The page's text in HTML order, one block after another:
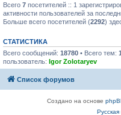
Всего 7 посетителей :: 1
активности пользователей за
Больше всего посетителей (2292)
СТАТИСТИКА
Всего сообщений: 18780 • Всего тем:
пользователь: Igor Zolotaryev
Список форумов
Создано на основе